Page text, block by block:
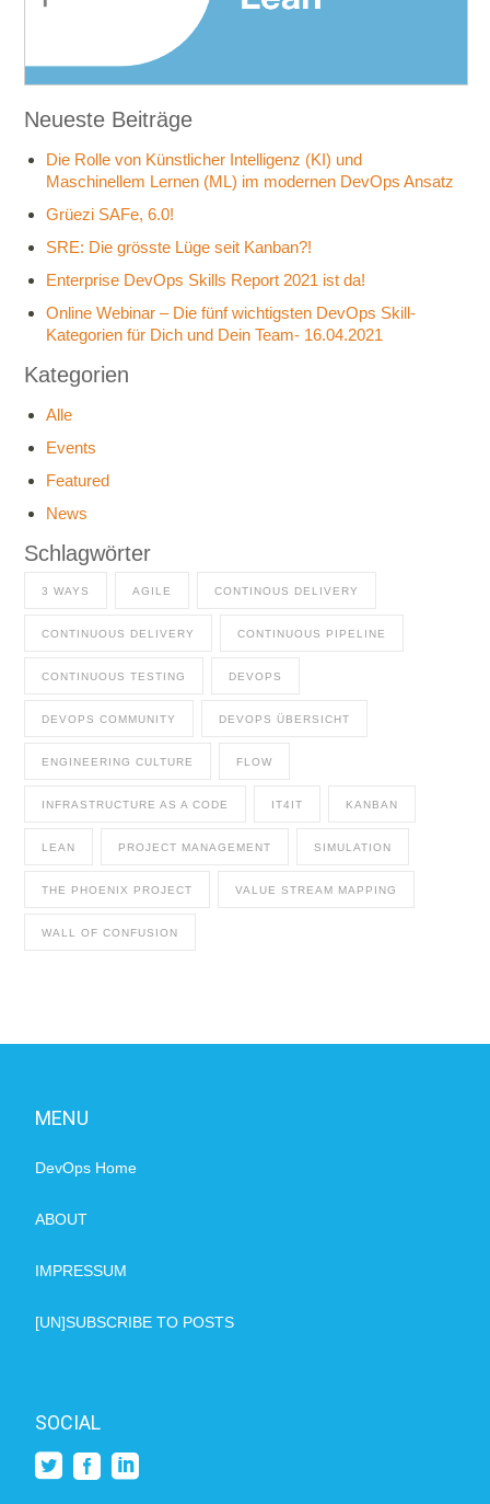
Neueste Beiträge
Die Rolle von Künstlicher Intelligenz (KI) und
Maschinellem Lernen (ML) im modernen DevOps Ansatz
Grüezi SAFe, 6.0!
SRE: Die grösste Lüge seit Kanban?!
Enterprise DevOps Skills Report 2021 ist da!
Online Webinar – Die fünf wichtigsten DevOps Skill-
Kategorien für Dich und Dein Team- 16.04.2021
Kategorien
Alle
Events
Featured
News
Schlagwörter
3 WAYS AGILE CONTINOUS DELIVERY
CONTINUOUS DELIVERY CONTINUOUS PIPELINE
CONTINUOUS TESTING DEVOPS
DEVOPS COMMUNITY DEVOPS ÜBERSICHT
ENGINEERING CULTURE FLOW
INFRASTRUCTURE AS A CODE IT4IT KANBAN
LEAN PROJECT MANAGEMENT SIMULATION
THE PHOENIX PROJECT VALUE STREAM MAPPING
WALL OF CONFUSION
MENU
DevOps Home
ABOUT
IMPRESSUM
[UN]SUBSCRIBE TO POSTS
SOCIAL